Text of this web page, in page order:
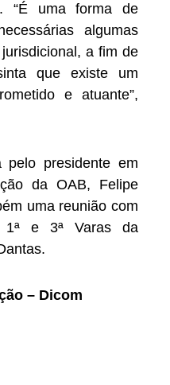
“É uma forma de
algumas
a fim de
que existe um
e atuante”,
pelo presidente em
da OAB, Felipe
uma reunião com
e 3ª Varas da
– Dicom